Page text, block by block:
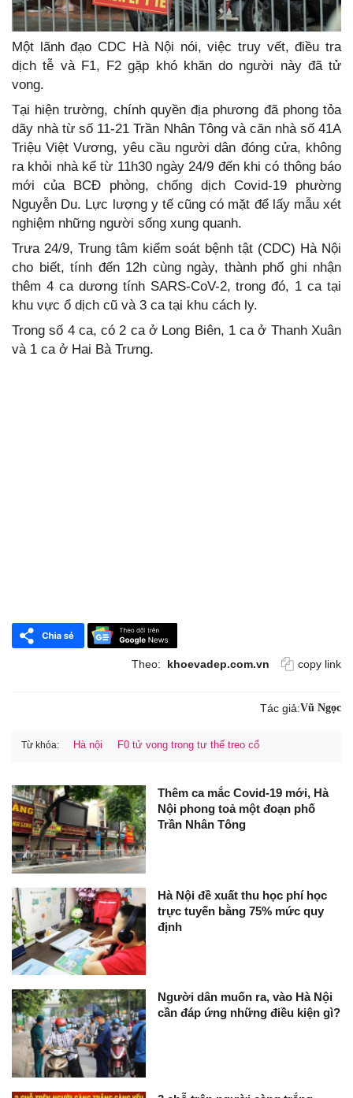
Một lãnh đạo CDC Hà Nội nói, việc truy vết, điều tra
dịch tễ và F1, F2 gặp khó khăn do người này đã tử
vong.
Tại hiện trường, chính quyền địa phương đã phong tỏa
dãy nhà từ số 11-21 Trần Nhân Tông và căn nhà số 41A
Triệu Việt Vương, yêu cầu người dân đóng cửa, không
ra khỏi nhà kể từ 11h30 ngày 24/9 đến khi có thông báo
mới của BCĐ phòng, chống dịch Covid-19 phường
Nguyễn Du. Lực lượng y tế cũng có mặt để lấy mẫu xét
nghiệm những người sống xung quanh.
Trưa 24/9, Trung tâm kiểm soát bệnh tật (CDC) Hà Nội
cho biết, tính đến 12h cùng ngày, thành phố ghi nhận
thêm 4 ca dương tính SARS-CoV-2, trong đó, 1 ca tại
khu vực ổ dịch cũ và 3 ca tại khu cách ly.
Trong số 4 ca, có 2 ca ở Long Biên, 1 ca ở Thanh Xuân
và 1 ca ở Hai Bà Trưng.
Theo: khoevadep.com.vn copy link
Tác giả:Vũ Ngọc
Từ khóa: Hà nội F0 tử vong trong tư thế treo cổ
Thêm ca mắc Covid-19 mới, Hà
Nội phong toả một đoạn phố
Trần Nhân Tông
Hà Nội đề xuất thu học phí học
trực tuyến bằng 75% mức quy
định
Người dân muốn ra, vào Hà Nội
cần đáp ứng những điều kiện gì?